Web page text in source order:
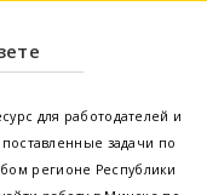
для работодателей и
задачи по
регионе Республики